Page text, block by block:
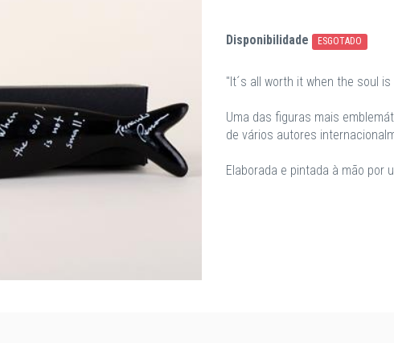
Disponibilidade ESGOTADO
"It´s all worth it when the soul
Uma das figuras mais
de vários autores
Elaborada e pintada à mão por